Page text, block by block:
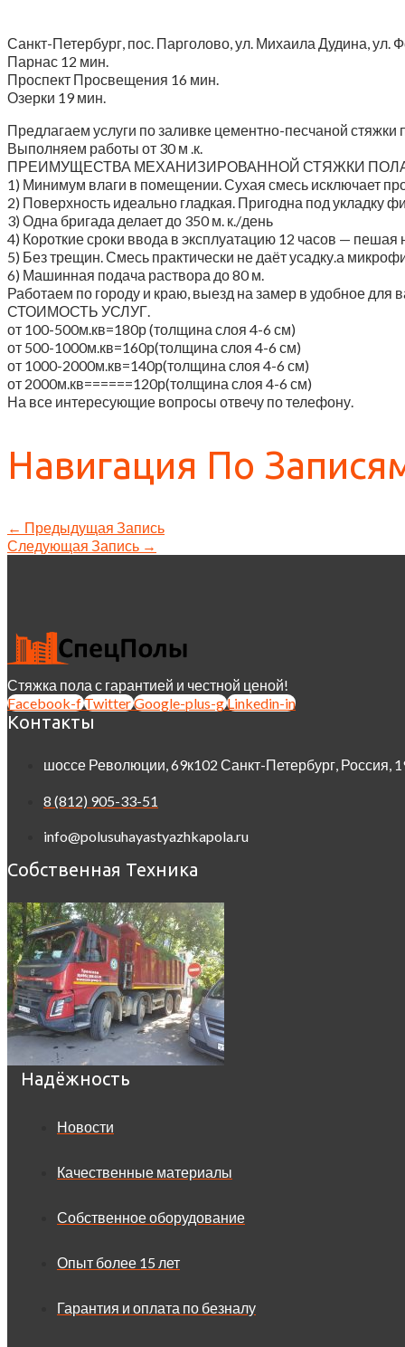
Санкт-Петербург, пос. Парголово, ул. Михаила Дудина, ул.
Парнас 12 мин.
Проспект Просвещения 16 мин.
Озерки 19 мин.
Предлагаем услуги по заливке цементно-песчаной
Выполняем работы от 30 м .к.
ПРЕИМУЩЕСТВА МЕХАНИЗИРОВАННОЙ СТЯЖКИ
1) Минимум влаги в помещении. Сухая смесь исключает
2) Поверхность идеально гладкая. Пригодна под укладку
3) Одна бригада делает до 350 м. к./день
4) Короткие сроки ввода в эксплуатацию 12 часов — пешая
5) Без трещин. Смесь практически не даёт усадку.а
6) Машинная подача раствора до 80 м.
Работаем по городу и краю, выезд на замер в удобное для
СТОИМОСТЬ УСЛУГ.
от 100-500м.кв=180р (толщина слоя 4-6 см)
от 500-1000м.кв=160р(толщина слоя 4-6 см)
от 1000-2000м.кв=140р(толщина слоя 4-6 см)
от 2000м.кв======120р(толщина слоя 4-6 см)
На все интересующие вопросы отвечу по телефону.
Навигация По
← Предыдущая Запись
Следующая Запись →
Стяжка пола с гарантией и честной ценой!
Facebook-fTwitterGoogle-plus-gLinkedin-in
Контакты
шоссе Революции, 69к102 Санкт-Петербург, Россия,
8 (812) 905-33-51
info@polusuhayastyazhkapola.ru
Собственная Техника
Надёжность
Новости
Качественные материалы
Собственное оборудование
Опыт более 15 лет
Гарантия и оплата по безналу